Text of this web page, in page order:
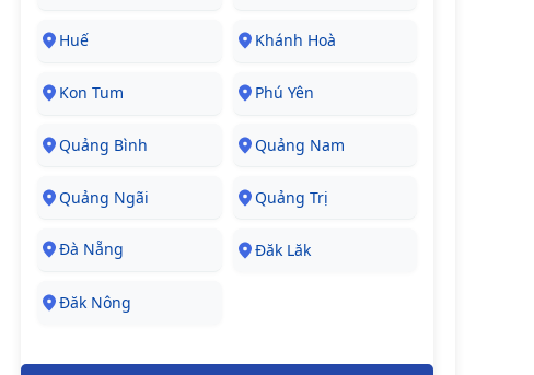
Huế Khánh Hoà
Kon Tum Phú Yên
Quảng Bình Quảng Nam
Quảng Ngãi Quảng Trị
Đà Nẵng Đăk Lăk
Đăk Nông